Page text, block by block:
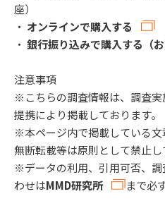
座）
・ オンラインで購入する
・ 銀行振り込みで購入する（
注意事項
※こちらの調査情報は、調査
提携により掲載しております。
※本ページ内で掲載している
無断転載等は原則として禁止し
※データの利用、引用可否、
わせはMMD研究所 まで必